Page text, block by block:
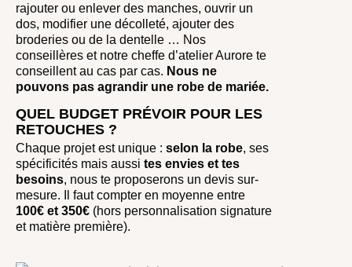
rajouter ou enlever des manches, ouvrir un
dos, modifier une décolleté, ajouter des
broderies ou de la dentelle … Nos
conseillères et notre cheffe d’atelier Aurore te
conseillent au cas par cas. Nous ne
pouvons pas agrandir une robe de mariée.
QUEL BUDGET PRÉVOIR POUR LES
RETOUCHES ?
Chaque projet est unique : selon la robe, ses
spécificités mais aussi tes envies et tes
besoins, nous te proposerons un devis sur-
mesure. Il faut compter en moyenne entre
100€ et 350€ (hors personnalisation signature
et matière première).